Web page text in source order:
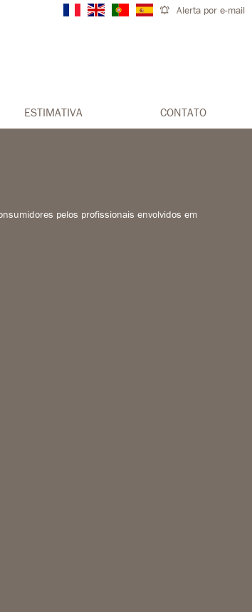
Alerta por e-mail
ESTIMATIVA CONTATO
pelos profissionais envolvidos em